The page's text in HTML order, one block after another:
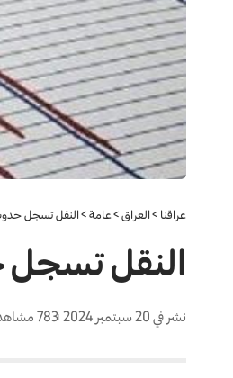
عراقنا >العراق>عامة>النقل تسجل
النقل تسجل
نشر في 20 سبتمبر 2024 783 مشاهدات